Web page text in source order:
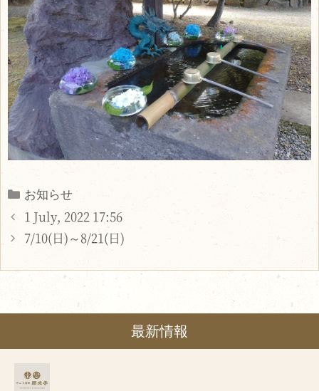
Categories
お知らせ
1 July, 2022 17:56
7/10(日)～8/21(日)
最新情報